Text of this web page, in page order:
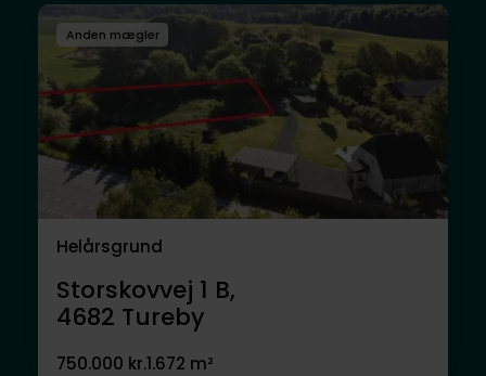
Anden mægler
Helårsgrund
Storskovvej 1 B,
4682 Tureby
750.000 kr.1.672 m²